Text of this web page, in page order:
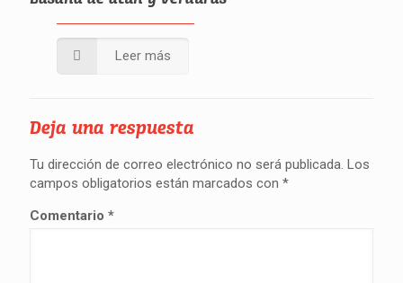
Leer más
Deja una respuesta
Tu dirección de correo electrónico no será publicada. Los
campos obligatorios están marcados con *
Comentario *